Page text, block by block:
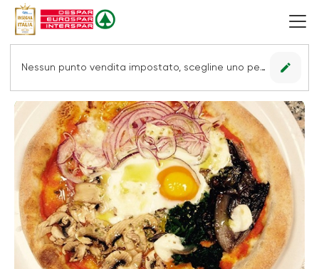
Nessun punto vendita impostato, scegline uno per vedere le offerte. edit